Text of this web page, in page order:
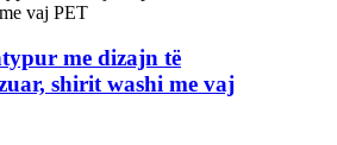
me dizajn të
shirit washi me vaj